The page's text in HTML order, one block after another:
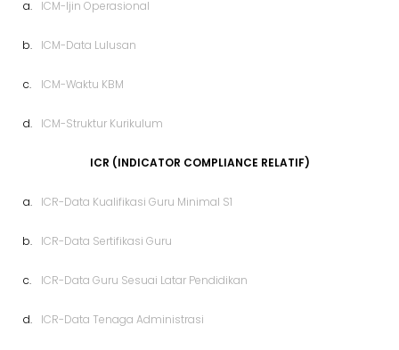
a. ICM-Ijin Operasional
b. ICM-Data Lulusan
c. ICM-Waktu KBM
d. ICM-Struktur Kurikulum
ICR (INDICATOR COMPLIANCE RELATIF)
a. ICR-Data Kualifikasi Guru Minimal S1
b. ICR-Data Sertifikasi Guru
c. ICR-Data Guru Sesuai Latar Pendidikan
d. ICR-Data Tenaga Administrasi